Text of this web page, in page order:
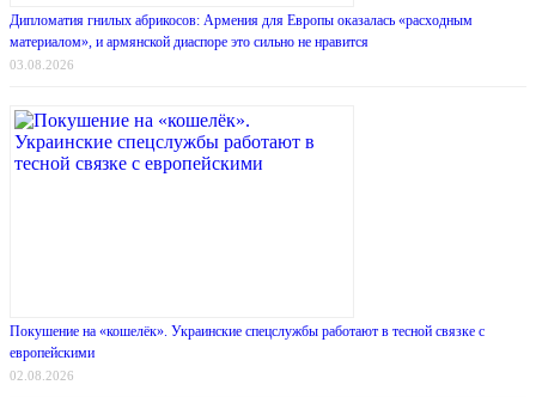
Дипломатия гнилых абрикосов: Армения для Европы оказалась «расходным
материалом», и армянской диаспоре это сильно не нравится
03.08.2026
Покушение на «кошелёк». Украинские спецслужбы работают в тесной связке с
европейскими
02.08.2026